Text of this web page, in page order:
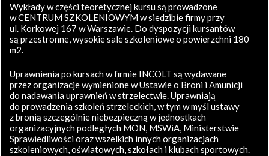
Wykłady w części teoretycznej kursu są prowadzone
w CENTRUM SZKOLENIOWYM w siedzibie firmy przy
ul. Korkowej 167 w Warszawie. Do dyspozycji kursantów
są przestronne, wysokie sale szkoleniowe o powierzchni 180
m2.
Uprawnienia po kursach w firmie INCOLT są wydawane
przez organizacje wymienione w Ustawie o Broni i Amunicji
do nadawania uprawnień w strzelectwie. Uprawniają
do prowadzenia szkoleń strzeleckich, w tym w myśl ustawy
z bronią szczególnie niebezpieczną w jednostkach
organizacyjnych podległych MON, MSWiA, Ministerstwie
Sprawiedliwości oraz wszelkich innych organizacjach
szkoleniowych, oświatowych, szkołach i klubach sportowych.